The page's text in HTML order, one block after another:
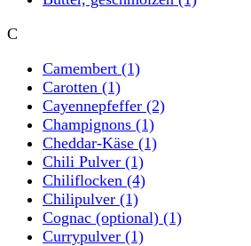
C
Camembert (1)
Carotten (1)
Cayennepfeffer (2)
Champignons (1)
Cheddar-Käse (1)
Chili Pulver (1)
Chiliflocken (4)
Chilipulver (1)
Cognac (optional) (1)
Currypulver (1)